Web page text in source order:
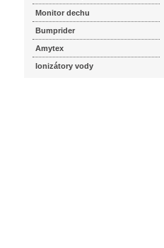
Monitor dechu
Bumprider
Amytex
Ionizátory vody